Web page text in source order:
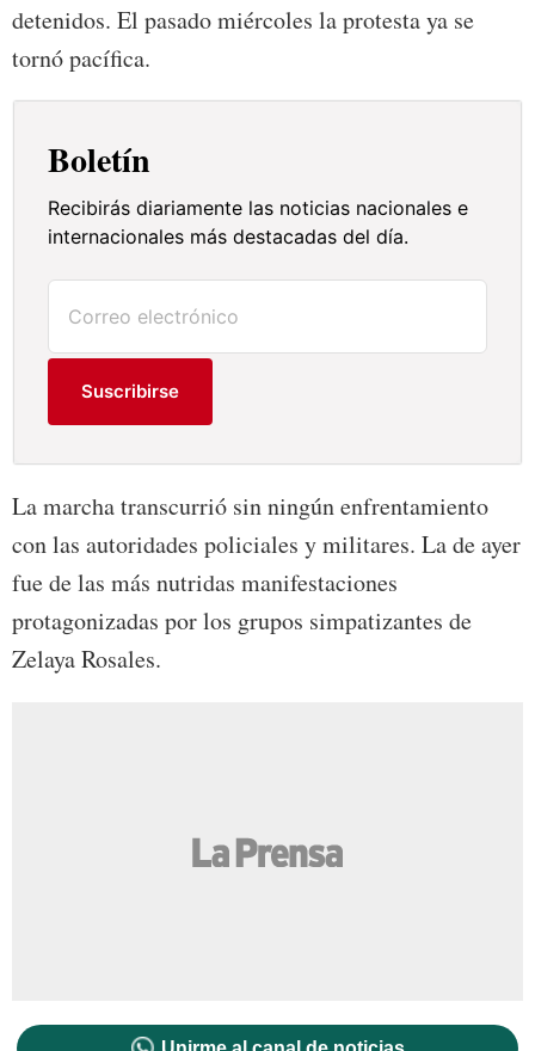
detenidos. El pasado miércoles la protesta ya se
tornó pacífica.
Boletín
Recibirás diariamente las noticias nacionales e
internacionales más destacadas del día.
Suscribirse
La marcha transcurrió sin ningún enfrentamiento
con las autoridades policiales y militares. La de ayer
fue de las más nutridas manifestaciones
protagonizadas por los grupos simpatizantes de
Zelaya Rosales.